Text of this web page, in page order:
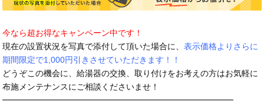
今なら超お得なキャンペーン中です！
現在の設置状況を写真で添付して頂いた場合に、表示価格よりさらに
期間限定で1,000円引きさせていただきます！！
どうぞこの機会に、給湯器の交換、取り付けをお考えの方はお気軽に
布施メンテナンスにご相談くださいませ！
━━━━━━━━━━━━━━━━━━━━━━━━━━━━